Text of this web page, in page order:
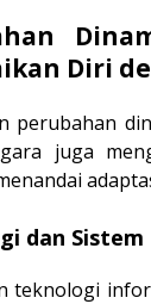
Diri
perubahan
juga
dan
teknologi